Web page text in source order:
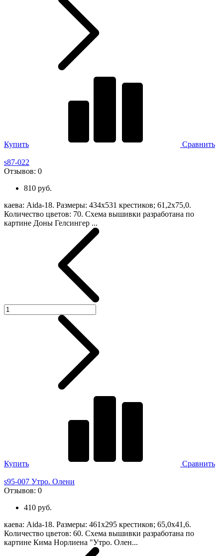
Купить Сравнить
s87-022
Отзывов: 0
810 руб.
каева: Aida-18. Размеры: 434х531 крестиков; 61,2х75,0.
Количество цветов: 70. Схема вышивки разработана по
картине Доны Гелсингер ...
Купить Сравнить
s95-007 Утро. Олени
Отзывов: 0
410 руб.
каева: Aida-18. Размеры: 461х295 крестиков; 65,0х41,6.
Количество цветов: 60. Схема вышивки разработана по
картине Кима Норлиена "Утро. Олен...